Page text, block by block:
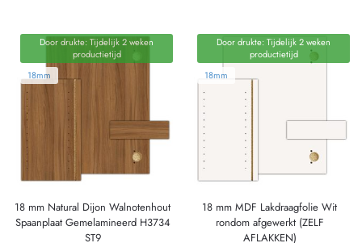
Door drukte: Tijdelijk 2 weken
productietijd
18mm
18 mm Natural Dijon Walnotenhout
Spaanplaat Gemelamineerd H3734
ST9
Door drukte: Tijdelijk 2 weken
productietijd
18mm
18 mm MDF Lakdraagfolie Wit
rondom afgewerkt (ZELF
AFLAKKEN)